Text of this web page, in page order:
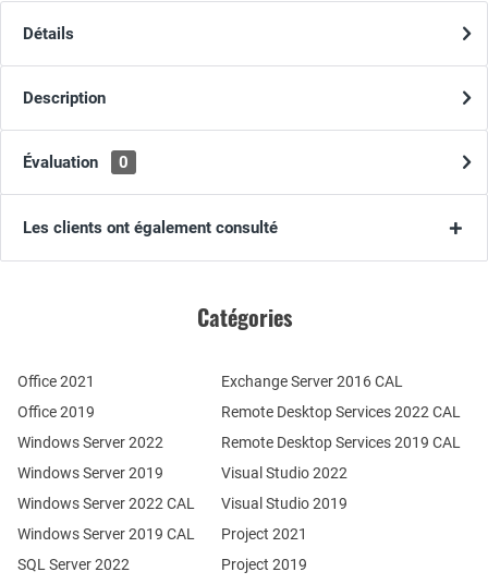
Détails
Description
Évaluation 0
Les clients ont également consulté
Catégories
Office 2021
Office 2019
Windows Server 2022
Windows Server 2019
SQL Server 2022
Windows Server 2022 CAL
Windows Server 2019 CAL
Remote Desktop Services 2022 CAL
Remote Desktop Services 2019 CAL
Exchange Server 2016 CAL
Visual Studio 2022
Visual Studio 2019
Project 2021
Project 2019